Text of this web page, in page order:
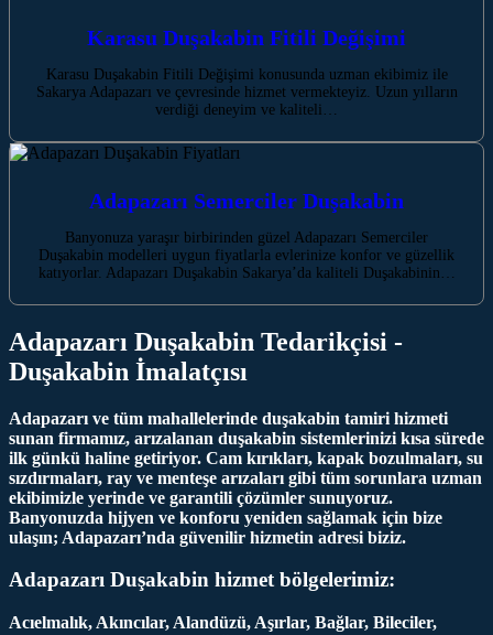
Karasu Duşakabin Fitili Değişimi
Karasu Duşakabin Fitili Değişimi konusunda uzman ekibimiz ile
Sakarya Adapazarı ve çevresinde hizmet vermekteyiz. Uzun yılların
verdiği deneyim ve kaliteli…
Adapazarı Semerciler Duşakabin
Banyonuza yaraşır birbirinden güzel Adapazarı Semerciler
Duşakabin modelleri uygun fiyatlarla evlerinize konfor ve güzellik
katıyorlar. Adapazarı Duşakabin Sakarya’da kaliteli Duşakabinin…
Adapazarı Duşakabin Tedarikçisi -
Duşakabin İmalatçısı
Adapazarı ve tüm mahallelerinde duşakabin tamiri hizmeti
sunan firmamız, arızalanan duşakabin sistemlerinizi kısa sürede
ilk günkü haline getiriyor. Cam kırıkları, kapak bozulmaları, su
sızdırmaları, ray ve menteşe arızaları gibi tüm sorunlara uzman
ekibimizle yerinde ve garantili çözümler sunuyoruz.
Banyonuzda hijyen ve konforu yeniden sağlamak için bize
ulaşın; Adapazarı’nda güvenilir hizmetin adresi biziz.
Adapazarı Duşakabin hizmet bölgelerimiz:
Acıelmalık, Akıncılar, Alandüzü, Aşırlar, Bağlar, Bileciler,